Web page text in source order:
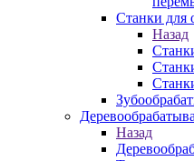
Станки для
Назад
Назад